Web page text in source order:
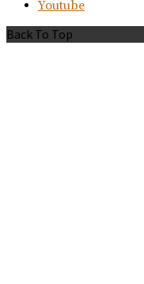
Youtube
Back To Top